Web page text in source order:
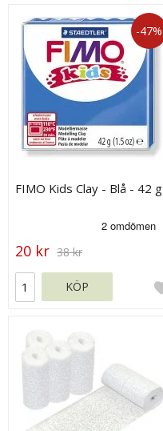
-47%
FIMO Kids Clay - Blå - 42 g
20 kr 38 kr
KÖP